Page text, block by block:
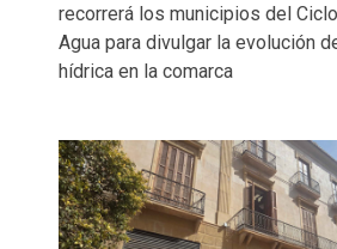
recorrerá los municipios del
Agua para divulgar la evolución
hídrica en la comarca